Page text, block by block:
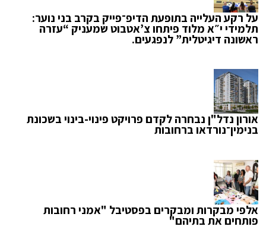
על רקע העלייה בתופעת הדיפ־פייק בקרב בני נוער:
תלמידי י״א מלוד פיתחו צ’אטבוט שמעניק “עזרה
ראשונה דיגיטלית” לנפגעים.
אורון נדל"ן נבחרה לקדם פרויקט פינוי-בינוי בשכונת
בנימין־נורדאו ברחובות
אלפי מבקרות ומבקרים בפסטיבל "אמני רחובות
פותחים את בתיהם"